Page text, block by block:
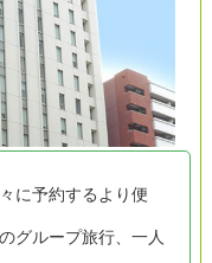
に予約するより便
グループ旅行、一人